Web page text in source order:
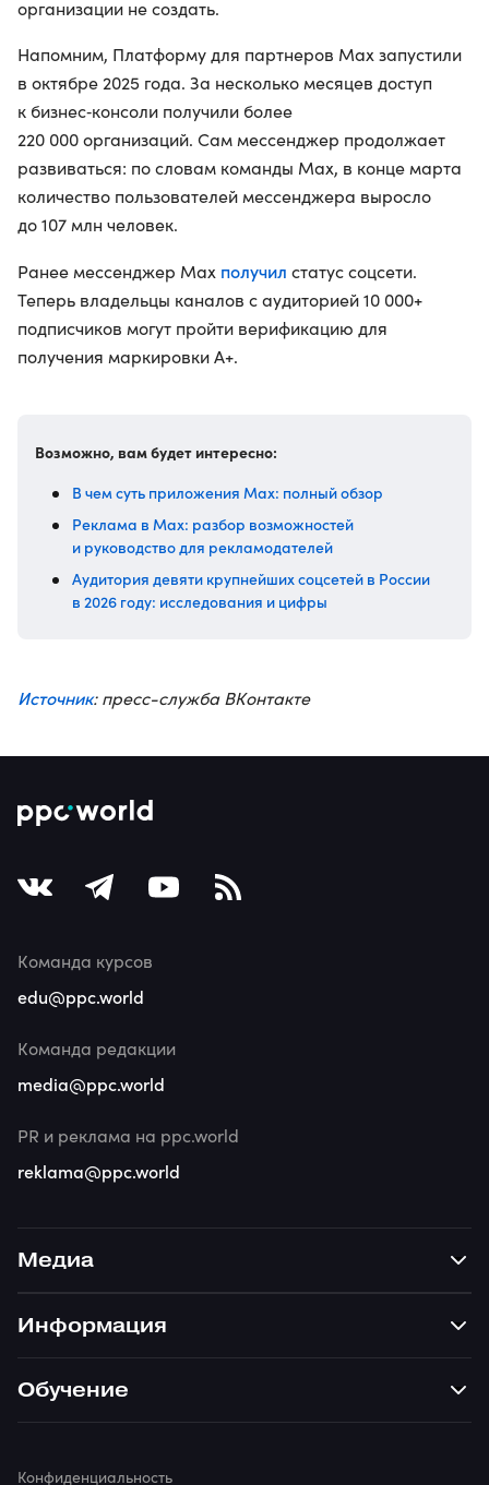
организации не создать.
Напомним, Платформу для партнеров Мах запустили
в октябре 2025 года. За несколько месяцев доступ
к бизнес‑консоли получили более
220 000 организаций. Сам мессенджер продолжает
развиваться: по словам команды Мах, в конце марта
количество пользователей мессенджера выросло
до 107 млн человек.
Ранее мессенджер Max получил статус соцсети.
Теперь владельцы каналов с аудиторией 10 000+
подписчиков могут пройти верификацию для
получения маркировки А+.
Возможно, вам будет интересно:
В чем суть приложения Max: полный обзор
Реклама в Max: разбор возможностей
и руководство для рекламодателей
Аудитория девяти крупнейших соцсетей в России
в 2026 году: исследования и цифры
Источник: пресс-служба ВКонтакте
Медиа
Информация
Обучение
Команда курсов
edu@ppc.world
Команда редакции
media@ppc.world
PR и реклама на ppc.world
reklama@ppc.world
Конфиденциальность